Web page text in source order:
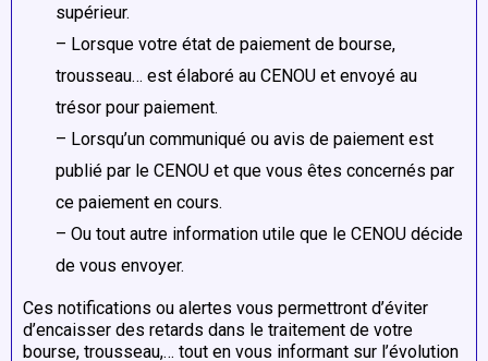
supérieur.
– Lorsque votre état de paiement de bourse,
trousseau… est élaboré au CENOU et envoyé au
trésor pour paiement.
– Lorsqu’un communiqué ou avis de paiement est
publié par le CENOU et que vous êtes concernés par
ce paiement en cours.
– Ou tout autre information utile que le CENOU décide
de vous envoyer.
Ces notifications ou alertes vous permettront d’éviter
d’encaisser des retards dans le traitement de votre
bourse, trousseau,… tout en vous informant sur l’évolution